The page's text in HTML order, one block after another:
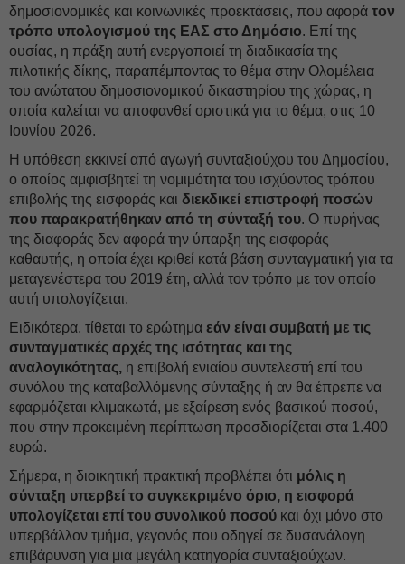
δημοσιονομικές και κοινωνικές προεκτάσεις, που αφορά τον
τρόπο υπολογισμού της ΕΑΣ στο Δημόσιο. Επί της
ουσίας, η πράξη αυτή ενεργοποιεί τη διαδικασία της
πιλοτικής δίκης, παραπέμποντας το θέμα στην Ολομέλεια
του ανώτατου δημοσιονομικού δικαστηρίου της χώρας, η
οποία καλείται να αποφανθεί οριστικά για το θέμα, στις 10
Ιουνίου 2026.
Η υπόθεση εκκινεί από αγωγή συνταξιούχου του Δημοσίου,
ο οποίος αμφισβητεί τη νομιμότητα του ισχύοντος τρόπου
επιβολής της εισφοράς και διεκδικεί επιστροφή ποσών
που παρακρατήθηκαν από τη σύνταξή του. Ο πυρήνας
της διαφοράς δεν αφορά την ύπαρξη της εισφοράς
καθαυτής, η οποία έχει κριθεί κατά βάση συνταγματική για τα
μεταγενέστερα του 2019 έτη, αλλά τον τρόπο με τον οποίο
αυτή υπολογίζεται.
Ειδικότερα, τίθεται το ερώτημα εάν είναι συμβατή με τις
συνταγματικές αρχές της ισότητας και της
αναλογικότητας, η επιβολή ενιαίου συντελεστή επί του
συνόλου της καταβαλλόμενης σύνταξης ή αν θα έπρεπε να
εφαρμόζεται κλιμακωτά, με εξαίρεση ενός βασικού ποσού,
που στην προκειμένη περίπτωση προσδιορίζεται στα 1.400
ευρώ.
Σήμερα, η διοικητική πρακτική προβλέπει ότι μόλις η
σύνταξη υπερβεί το συγκεκριμένο όριο, η εισφορά
υπολογίζεται επί του συνολικού ποσού και όχι μόνο στο
υπερβάλλον τμήμα, γεγονός που οδηγεί σε δυσανάλογη
επιβάρυνση για μια μεγάλη κατηγορία συνταξιούχων.